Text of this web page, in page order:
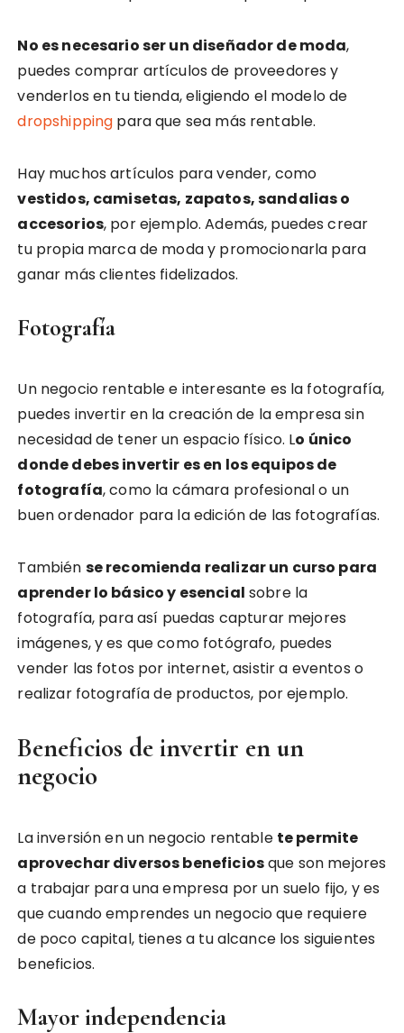
No es necesario ser un diseñador de moda,
puedes comprar artículos de proveedores y
venderlos en tu tienda, eligiendo el modelo de
dropshipping para que sea más rentable.
Hay muchos artículos para vender, como
vestidos, camisetas, zapatos, sandalias o
accesorios, por ejemplo. Además, puedes crear
tu propia marca de moda y promocionarla para
ganar más clientes fidelizados.
Fotografía
Un negocio rentable e interesante es la fotografía,
puedes invertir en la creación de la empresa sin
necesidad de tener un espacio físico. Lo único
donde debes invertir es en los equipos de
fotografía, como la cámara profesional o un
buen ordenador para la edición de las fotografías.
También se recomienda realizar un curso para
aprender lo básico y esencial sobre la
fotografía, para así puedas capturar mejores
imágenes, y es que como fotógrafo, puedes
vender las fotos por internet, asistir a eventos o
realizar fotografía de productos, por ejemplo.
Beneficios de invertir en un
negocio
La inversión en un negocio rentable te permite
aprovechar diversos beneficiosque son mejores
a trabajar para una empresa por un suelo fijo, y es
que cuando emprendes un negocio que requiere
de poco capital, tienes a tu alcance los siguientes
beneficios.
Mayor independencia